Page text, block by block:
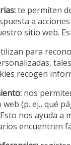
te permiten
a
sitio web.
para
recogen
nos
(p. ej., qué
nos ayuda
encuentren